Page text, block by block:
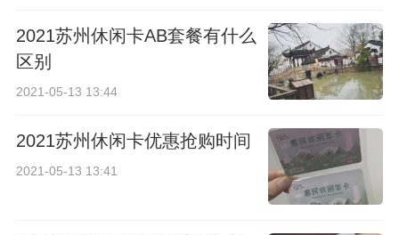
2021苏州休闲卡AB套餐有什么
区别
2021-05-13 13:44
2021苏州休闲卡优惠抢购时间
2021-05-13 13:41